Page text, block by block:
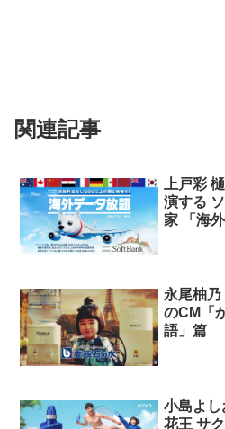
関連記事
上戸彩
演する
家 「海
永尾柚
のCM「
語」篇
小島よし
花王 サ